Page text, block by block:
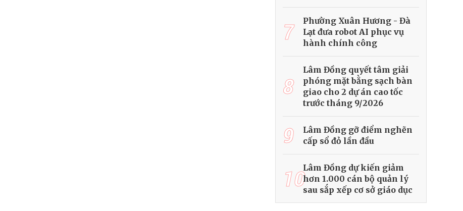
7
Phường Xuân Hương - Đà
Lạt đưa robot AI phục vụ
hành chính công
8
Lâm Đồng quyết tâm giải
phóng mặt bằng sạch bàn
giao cho 2 dự án cao tốc
trước tháng 9/2026
9
Lâm Đồng gỡ điểm nghẽn
cấp sổ đỏ lần đầu
10Lâm Đồng dự kiến giảm
hơn 1.000 cán bộ quản lý
sau sắp xếp cơ sở giáo dục